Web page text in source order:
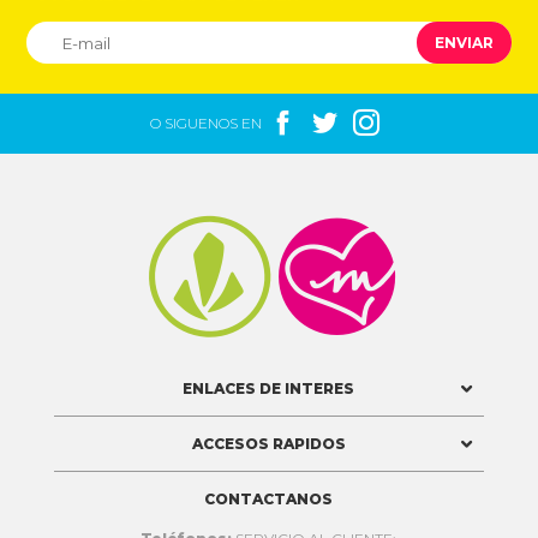
ENVIAR
O SIGUENOS EN   

ENLACES DE INTERES
ACCESOS RAPIDOS
CONTACTANOS